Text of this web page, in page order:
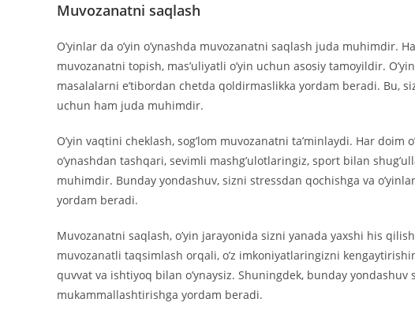
Muvozanatni saqlash
O’yinlar da o’yin o’ynashda muvozanatni saqlash juda muhimdir.
muvozanatni topish, mas’uliyatli o’yin uchun asosiy tamoyildir.
masalalarni e’tibordan chetda qoldirmaslikka yordam beradi. Bu,
uchun ham juda muhimdir.
O’yin vaqtini cheklash, sog’lom muvozanatni ta’minlaydi. Har
o’ynashdan tashqari, sevimli mashg’ulotlaringiz, sport bilan
muhimdir. Bunday yondashuv, sizni stressdan qochishga va
yordam beradi.
Muvozanatni saqlash, o’yin jarayonida sizni yanada yaxshi his
muvozanatli taqsimlash orqali, o’z imkoniyatlaringizni
quvvat va ishtiyoq bilan o’ynaysiz. Shuningdek, bunday yondashuv
mukammallashtirishga yordam beradi.